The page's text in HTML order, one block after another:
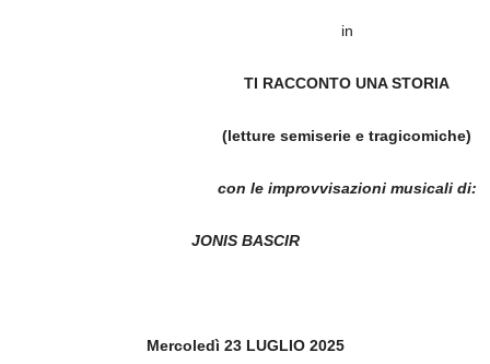
in
TI RACCONTO UNA STORIA
(letture semiserie e tragicomiche)
con le improvvisazioni musicali di:
JONIS BASCIR
Mercoledì 23 LUGLIO 2025